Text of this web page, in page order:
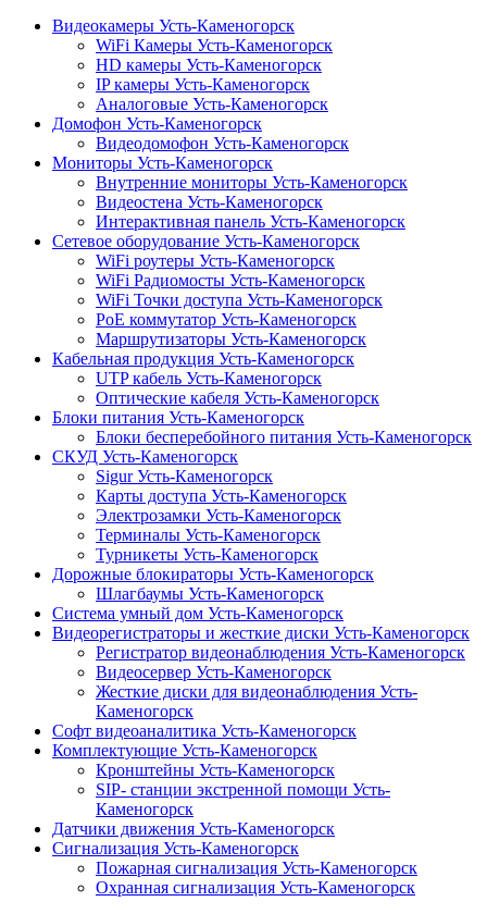
Видеокамеры Усть-Каменогорск
WiFi Камеры Усть-Каменогорск
HD камеры Усть-Каменогорск
IP камеры Усть-Каменогорск
Аналоговые Усть-Каменогорск
Домофон Усть-Каменогорск
Видеодомофон Усть-Каменогорск
Мониторы Усть-Каменогорск
Внутренние мониторы Усть-Каменогорск
Видеостена Усть-Каменогорск
Интерактивная панель Усть-Каменогорск
Сетевое оборудование Усть-Каменогорск
WiFi роутеры Усть-Каменогорск
WiFi Радиомосты Усть-Каменогорск
WiFi Точки доступа Усть-Каменогорск
PoE коммутатор Усть-Каменогорск
Маршрутизаторы Усть-Каменогорск
Кабельная продукция Усть-Каменогорск
UTP кабель Усть-Каменогорск
Оптические кабеля Усть-Каменогорск
Блоки питания Усть-Каменогорск
Блоки бесперебойного питания Усть-Каменогорск
СКУД Усть-Каменогорск
Sigur Усть-Каменогорск
Карты доступа Усть-Каменогорск
Электрозамки Усть-Каменогорск
Терминалы Усть-Каменогорск
Турникеты Усть-Каменогорск
Дорожные блокираторы Усть-Каменогорск
Шлагбаумы Усть-Каменогорск
Система умный дом Усть-Каменогорск
Видеорегистраторы и жесткие диски Усть-Каменогорск
Регистратор видеонаблюдения Усть-Каменогорск
Видеосервер Усть-Каменогорск
Жесткие диски для видеонаблюдения Усть-
Каменогорск
Софт видеоаналитика Усть-Каменогорск
Комплектующие Усть-Каменогорск
Кронштейны Усть-Каменогорск
SIP- станции экстренной помощи Усть-
Каменогорск
Датчики движения Усть-Каменогорск
Сигнализация Усть-Каменогорск
Пожарная сигнализация Усть-Каменогорск
Охранная сигнализация Усть-Каменогорск